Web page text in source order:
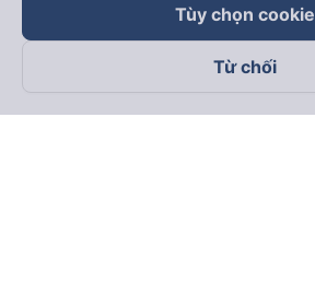
Theo dõi chúng tôi trên
Tùy chọn cookie
Từ chối